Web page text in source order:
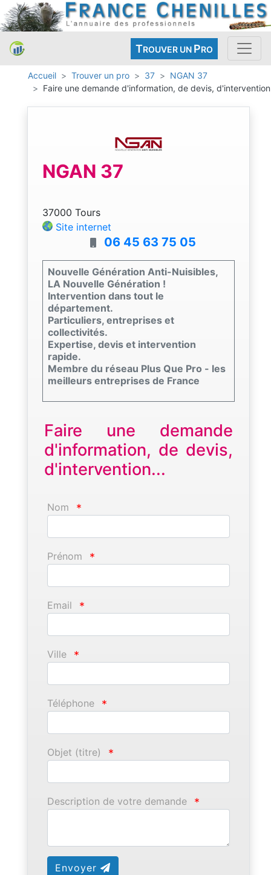
TROUVER UN PRO
Accueil Trouver un pro 37
NGAN 37
Faire une demande d'information, de devis, d'intervention
NGAN 37
37000 Tours
Site internet
06 45 63 75 05
Nouvelle Génération Anti-Nuisibles,
LA Nouvelle Génération !
Intervention dans tout le
département.
Particuliers, entreprises et
collectivités.
Expertise, devis et intervention
rapide.
Membre du réseau Plus Que Pro - les
meilleurs entreprises de France
Faire une demande
d'information, de devis,
d'intervention...
Nom *
Prénom *
Email *
Ville *
Téléphone *
Objet (titre) *
Description de votre demande *
Envoyer